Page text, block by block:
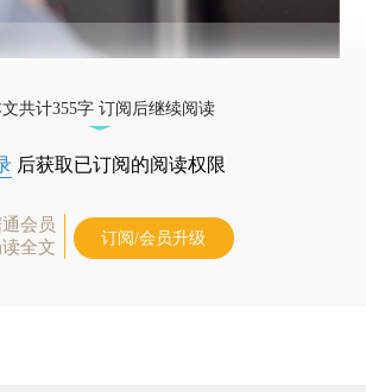
共计355字 订阅后继续阅读
后获取已订阅的阅读权限
会员
全文
订阅/会员升级